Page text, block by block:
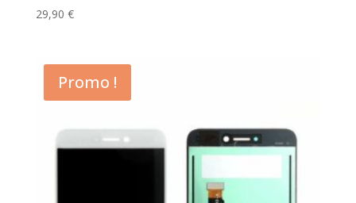
29,90 €
Promo !